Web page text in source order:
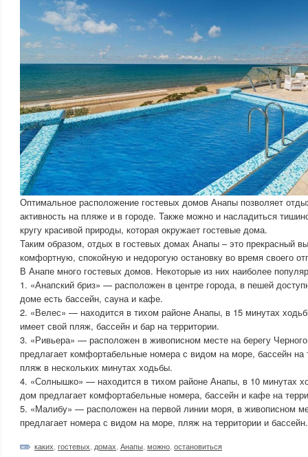
Оптимальное расположение гостевых домов Анапы позволяет
активность на пляже и в городе. Также можно и насладиться
кругу красивой природы, которая окружает гостевые дома.
Таким образом, отдых в гостевых домах Анапы – это прекрасный
комфортную, спокойную и недорогую остановку во время своего
В Анапе много гостевых домов. Некоторые из них наиболее
1. «Анапский бриз» — расположен в центре города, в пешей
доме есть бассейн, сауна и кафе.
2. «Велес» — находится в тихом районе Анапы, в 15 минутах
имеет свой пляж, бассейн и бар на территории.
3. «Ривьера» — расположен в живописном месте на берегу
предлагает комфортабельные номера с видом на море, бассейн на
пляж в нескольких минутах ходьбы.
4. «Солнышко» — находится в тихом районе Анапы, в 10 минутах
дом предлагает комфортабельные номера, бассейн и кафе на
5. «Малибу» — расположен на первой линии моря, в живописном
предлагает номера с видом на море, пляж на территории и бассейн.
каких гостевых домах Анапы можно остановиться